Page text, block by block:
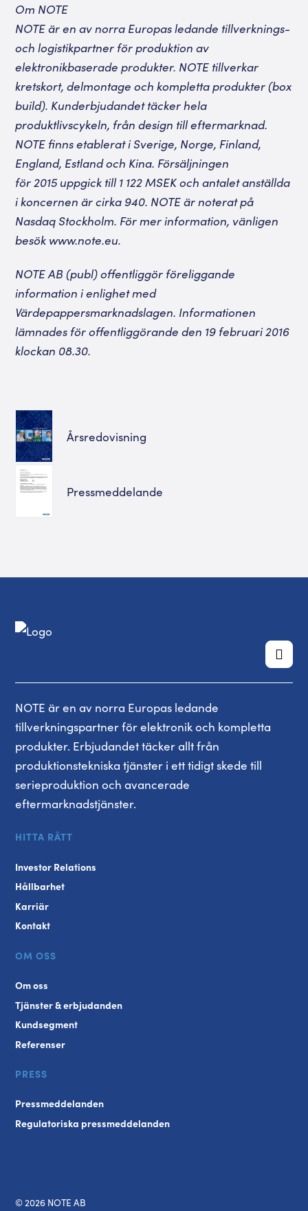
Om NOTE
NOTE är en av norra Europas ledande tillverknings-
och logistikpartner för produktion av
elektronikbaserade produkter. NOTE tillverkar
kretskort, delmontage och kompletta produkter (box
build). Kunderbjudandet täcker hela
produktlivscykeln, från design till eftermarknad.
NOTE finns etablerat i Sverige, Norge, Finland,
England, Estland och Kina. Försäljningen
för 2015 uppgick till 1 122 MSEK och antalet anställda
i koncernen är cirka 940. NOTE är noterat på
Nasdaq Stockholm. För mer information, vänligen
besök www.note.eu.
NOTE AB (publ) offentliggör föreliggande
information i enlighet med
Värdepappersmarknadslagen. Informationen
lämnades för offentliggörande den 19 februari 2016
klockan 08.30.
Årsredovisning
Pressmeddelande
NOTE är en av norra Europas ledande
tillverkningspartner för elektronik och kompletta
produkter. Erbjudandet täcker allt från
produktionstekniska tjänster i ett tidigt skede till
serieproduktion och avancerade
eftermarknadstjänster.
HITTA RÄTT
Investor Relations
Hållbarhet
Karriär
Kontakt
OM OSS
Om oss
Tjänster & erbjudanden
Kundsegment
Referenser
PRESS
Pressmeddelanden
Regulatoriska pressmeddelanden
© 2026 NOTE AB